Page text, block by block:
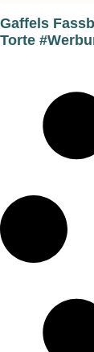
Gaffels
Torte